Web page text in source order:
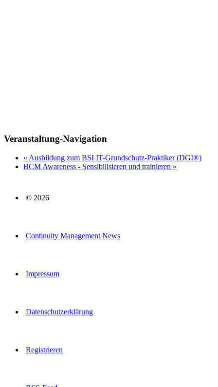
Veranstaltung-Navigation
« Ausbildung zum BSI IT-Grundschutz-Praktiker (DGI®)
BCM Awareness - Sensibilisieren und trainieren »
© 2026
Continuity Management News
Impressum
Datenschutzerklärung
Registrieren